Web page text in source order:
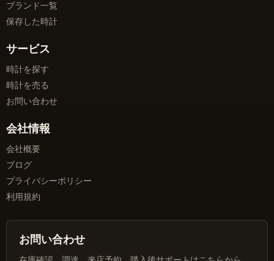
ブランド一覧
保存した時計
サービス
時計を探す
時計を売る
お問い合わせ
会社情報
会社概要
ブログ
プライバシーポリシー
利用規約
お問い合わせ